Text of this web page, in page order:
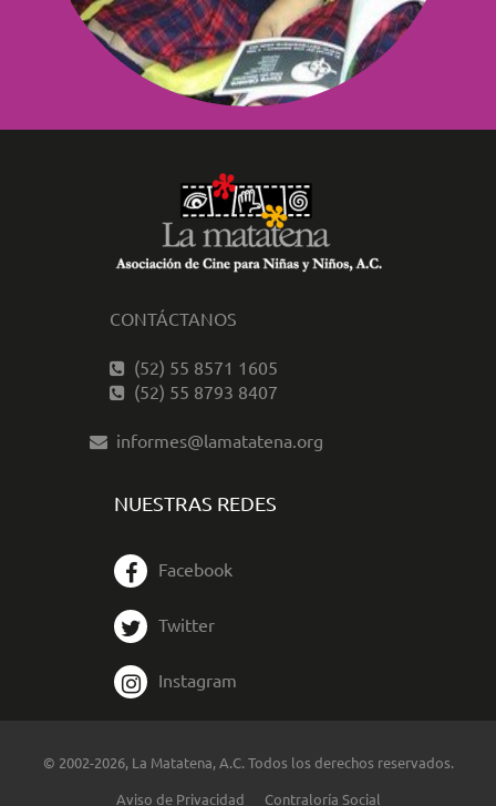
CONTÁCTANOS
(52) 55 8571 1605
(52) 55 8793 8407
informes@lamatatena.org
NUESTRAS REDES
Facebook
Twitter
Instagram
© 2002-2026, La Matatena, A.C. Todos los derechos reservados.
Aviso de Privacidad
Contraloría Social